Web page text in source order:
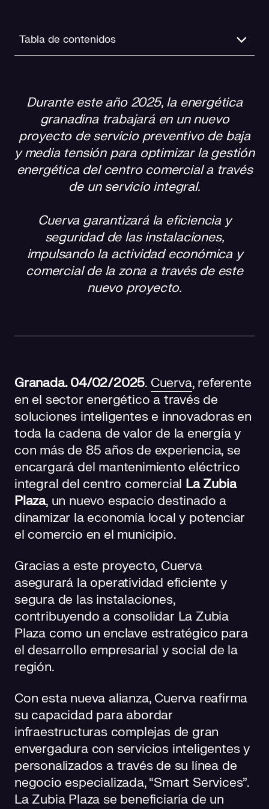
Tabla de contenidos
Un paso decisivo para La Zubia Plaza: una gestión
integral para una operativa óptima
Compromiso con la innovación y la comunidad
Durante este año 2025, la energética
granadina trabajará en un nuevo
proyecto de servicio preventivo de baja
y media tensión para optimizar la gestión
energética del centro comercial a través
de un servicio integral.
Cuerva garantizará la eficiencia y
seguridad de las instalaciones,
impulsando la actividad económica y
comercial de la zona a través de este
nuevo proyecto.
Granada. 04/02/2025. Cuerva, referente
en el sector energético a través de
soluciones inteligentes e innovadoras en
toda la cadena de valor de la energía y
con más de 85 años de experiencia, se
encargará del mantenimiento eléctrico
integral del centro comercial La Zubia
Plaza, un nuevo espacio destinado a
dinamizar la economía local y potenciar
el comercio en el municipio.
Gracias a este proyecto, Cuerva
asegurará la operatividad eficiente y
segura de las instalaciones,
contribuyendo a consolidar La Zubia
Plaza como un enclave estratégico para
el desarrollo empresarial y social de la
región.
Con esta nueva alianza, Cuerva reafirma
su capacidad para abordar
infraestructuras complejas de gran
envergadura con servicios inteligentes y
personalizados a través de su línea de
negocio especializada, “Smart Services”.
La Zubia Plaza se beneficiaría de un